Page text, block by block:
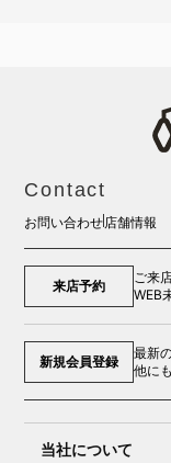
Contact
お問い合わせ 店舗情報
来店予約
ご来
WEB
新規会員登録
最新
他に
当社について